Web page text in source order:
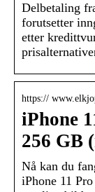
Delbetaling
forutsetter
etter
https://
iPhone
256 GB
Nå kan du
iPhone 11